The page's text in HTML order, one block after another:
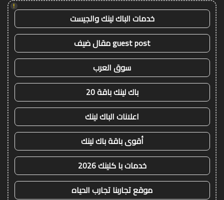
!
خدمات الباك لينك والجيست
guest post مقال ضيف
سوق العرب
باك لينك باقة 20
اعلانات الباك لينك
أقوى باقة باك لينك
خدمات با كلينك 2026
موقع تجاربنا تجارب الحياه